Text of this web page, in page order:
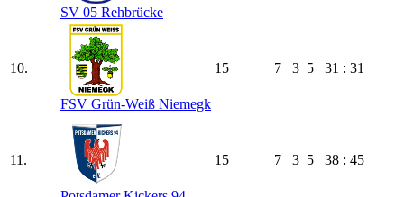
SV 05 Rehbrücke
10.
FSV Grün-Weiß Niemegk
15 7 3 5 31 : 31
11. 15 7 3 5 38 : 45